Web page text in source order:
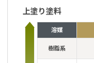
上塗り塗料
溶媒
樹脂系